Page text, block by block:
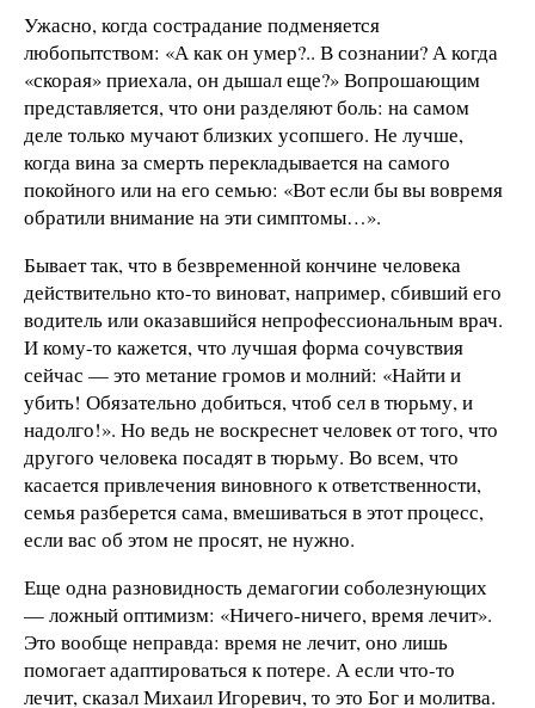
Ужасно, когда сострадание подменяется
любопытством: «А как он умер?.. В сознании? А когда
«скорая» приехала, он дышал еще?» Вопрошающим
представляется, что они разделяют боль: на самом
деле только мучают близких усопшего. Не лучше,
когда вина за смерть перекладывается на самого
покойного или на его семью: «Вот если бы вы вовремя
обратили внимание на эти симптомы…».
Бывает так, что в безвременной кончине человека
действительно кто-то виноват, например, сбивший его
водитель или оказавшийся непрофессиональным врач.
И кому-то кажется, что лучшая форма сочувствия
сейчас — это метание громов и молний: «Найти и
убить! Обязательно добиться, чтоб сел в тюрьму, и
надолго!». Но ведь не воскреснет человек от того, что
другого человека посадят в тюрьму. Во всем, что
касается привлечения виновного к ответственности,
семья разберется сама, вмешиваться в этот процесс,
если вас об этом не просят, не нужно.
Еще одна разновидность демагогии соболезнующих
— ложный оптимизм: «Ничего-ничего, время лечит».
Это вообще неправда: время не лечит, оно лишь
помогает адаптироваться к потере. А если что-то
лечит, сказал Михаил Игоревич, то это Бог и молитва.